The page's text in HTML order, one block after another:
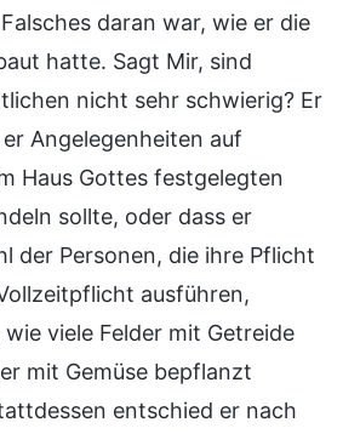
daran war, wie er die
hatte. Sagt Mir, sind
nicht sehr schwierig? Er
Angelegenheiten auf
Haus Gottes festgelegten
sollte, oder dass er
der Personen, die ihre Pflicht
ausführen,
viele Felder mit Getreide
mit Gemüse bepflanzt
entschied er nach